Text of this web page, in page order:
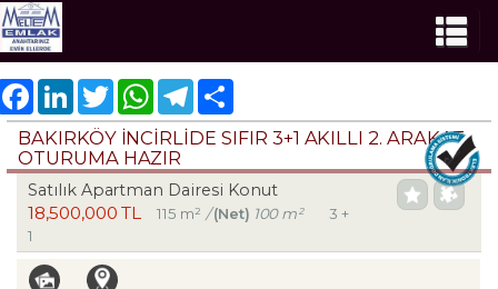
FacebookLinkedInTwitter WhatsAppTelegram
BAKIRKÖY İNCİRLİDE SIFIR 3+1 AKILLI 2. ARAKAT
OTURUMA HAZIR
Satılık Apartman Dairesi Konut
18,500,000 TL 115 m² /(Net) 100 m²
3 +
1